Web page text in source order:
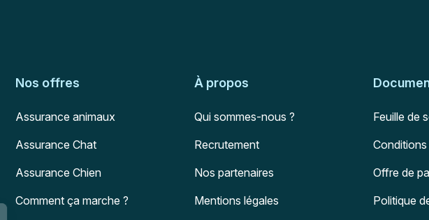
Nos offres
Assurance animaux
Assurance Chat
Assurance Chien
Comment ça marche ?
À propos
Qui sommes-nous ?
Recrutement
Nos partenaires
Mentions légales
Feuille de
Offre de
Politique